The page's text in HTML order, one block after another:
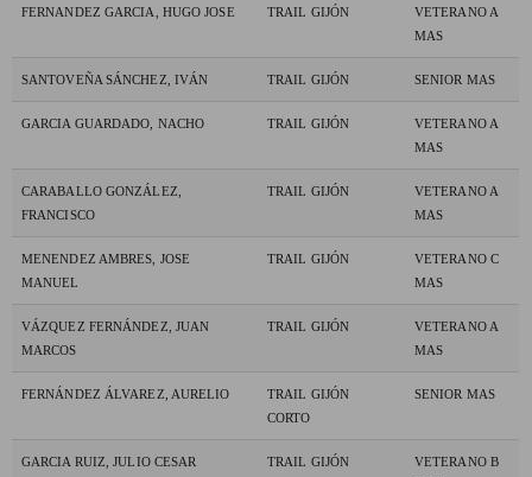
FERNANDEZ GARCIA, HUGO JOSE TRAIL GIJÓN
VETERANO A
MAS
SANTOVEÑA SÁNCHEZ, IVÁN TRAIL GIJÓN SENIOR MAS
GARCIA GUARDADO, NACHO TRAIL GIJÓN
VETERANO A
MAS
CARABALLO GONZÁLEZ,
FRANCISCO
TRAIL GIJÓN
VETERANO A
MAS
MENENDEZ AMBRES, JOSE
MANUEL
TRAIL GIJÓN
VETERANO C
MAS
VÁZQUEZ FERNÁNDEZ, JUAN
MARCOS
TRAIL GIJÓN
VETERANO A
MAS
FERNÁNDEZ ÁLVAREZ, AURELIO
TRAIL GIJÓN
CORTO
SENIOR MAS
GARCIA RUIZ, JULIO CESAR TRAIL GIJÓN
VETERANO B